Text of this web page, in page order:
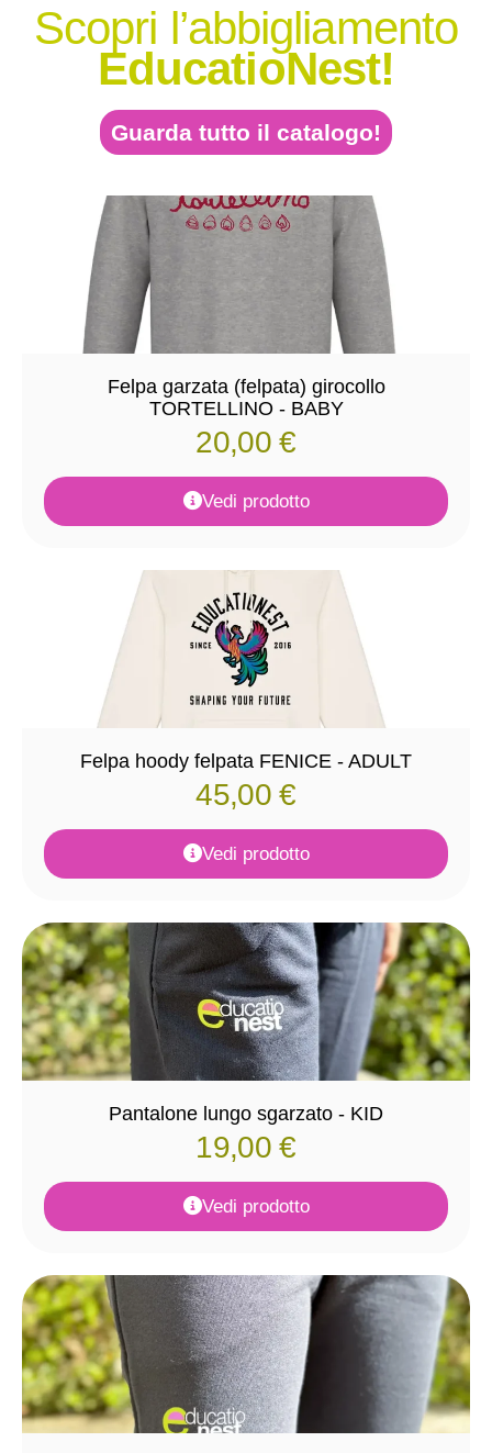
Scopri l’abbigliamento
EducatioNest!
Guarda tutto il catalogo!
Felpa garzata (felpata) girocollo
TORTELLINO - BABY
20,00€
Vedi prodotto
Felpa hoody felpata FENICE - ADULT
45,00€
Vedi prodotto
Pantalone lungo sgarzato - KID
19,00€
Vedi prodotto